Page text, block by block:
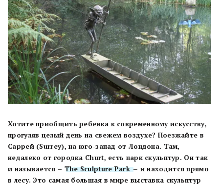
Хотите приобщить ребенка к современному искусству,
прогуляв целый день на свежем воздухе? Поезжайте в
Саррей (Surrey), на юго-запад от Лондона. Там,
недалеко от городка Churt, есть парк скульптур. Он так
и называется – The Sculpture Park— и находится прямо
в лесу. Это самая большая в мире выставка скульптур